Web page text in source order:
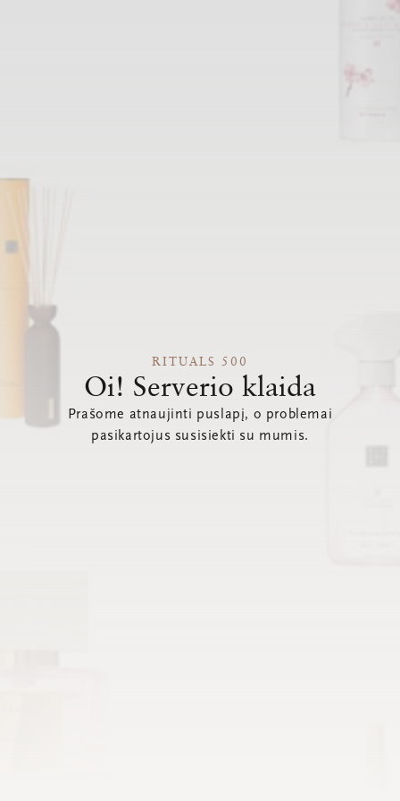
RITUALS 500
Oi! Serverio klaida
Prašome atnaujinti puslapį, o problemai
pasikartojus susisiekti su mumis.